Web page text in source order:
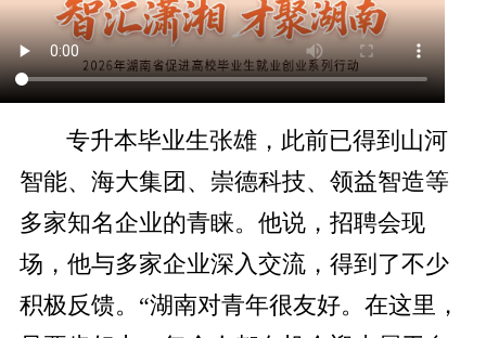
专升本毕业生张雄，此前已得到山河
智能、海大集团、崇德科技、领益智造等
多家知名企业的青睐。他说，招聘会现
场，他与多家企业深入交流，得到了不少
积极反馈。“湖南对青年很友好。在这里，